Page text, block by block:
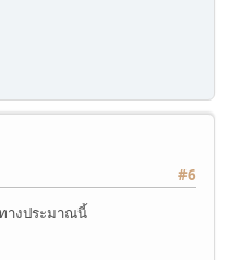
#6
างประมาณนี้